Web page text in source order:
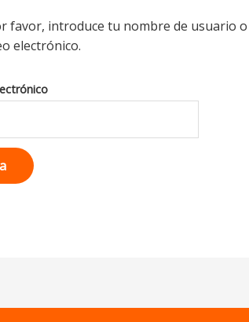
favor, introduce tu nombre de usuario
electrónico.